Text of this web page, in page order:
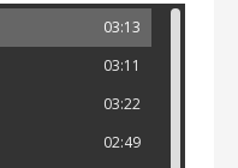
03:13
03:11
03:22
02:49